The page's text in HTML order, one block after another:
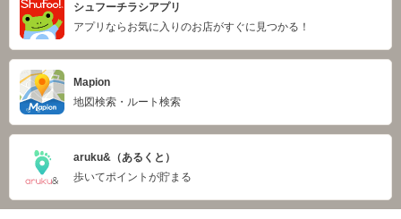
シュフーチラシアプリ
アプリならお気に入りのお店がすぐに見つかる！
Mapion
地図検索・ルート検索
aruku&（あるくと）
歩いてポイントが貯まる